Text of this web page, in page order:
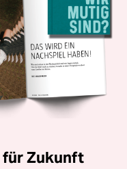
für Zukunft